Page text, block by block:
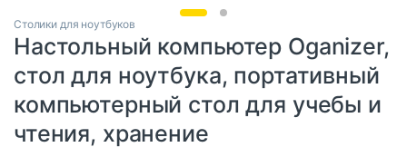
Столики для ноутбуков
Настольный компьютер Oganizer,
стол для ноутбука, портативный
компьютерный стол для учебы и
чтения, хранение